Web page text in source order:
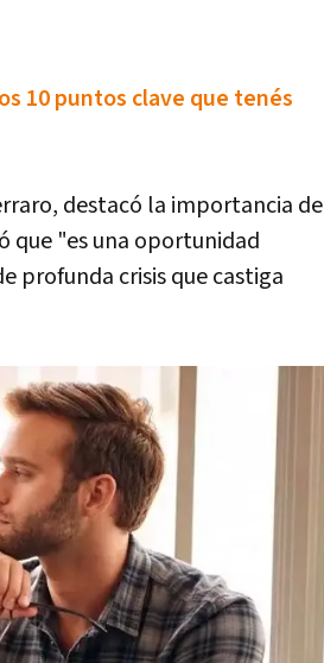
10 puntos clave que tenés
destacó la importancia de
que "es una oportunidad
profunda crisis que castiga